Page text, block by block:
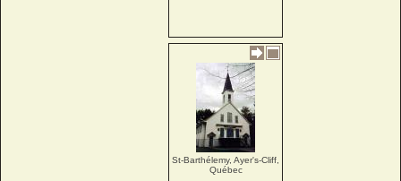
St-Barthélemy, Ayer's-Cliff,
Québec